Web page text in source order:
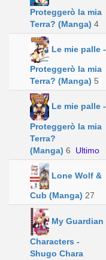
Proteggerò la mia
Terra? (Manga) 4
Le mie palle -
Proteggerò la mia
Terra? (Manga) 5
Le mie palle -
Proteggerò la mia
Terra?
(Manga) 6 Ultimo
Lone Wolf &
Cub (Manga) 27
My Guardian
Characters -
Shugo Chara